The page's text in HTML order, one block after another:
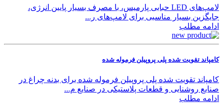
لامپ‌های LED حبابی پارمیس، با مصرف بسیار پایین انرژی،
جایگزین بسیار مناسبی برای لامپ‌های ر...
ادامه مطلب
کامپاند تقویت شده پلی پروپیلن فرموله شده
کامپاند تقویت شده پلی پروپیلن فرموله شده برای بدنه چراغ در
صنایع روشنایی و قطعات پلاستیکی در صنایع م...
ادامه مطلب